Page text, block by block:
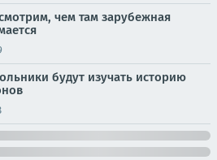
чем там зарубежная
будут изучать историю